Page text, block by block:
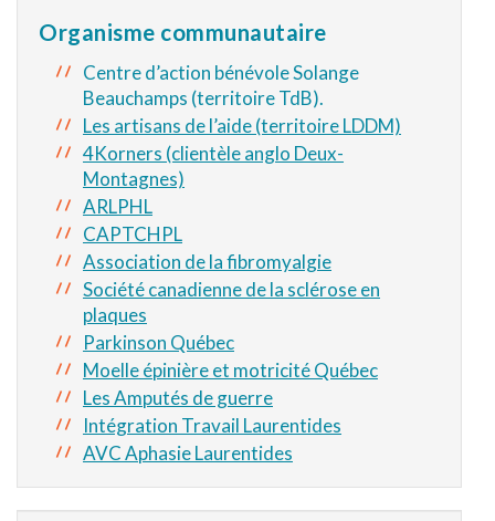
Organisme communautaire
Centre d’action bénévole Solange
Beauchamps (territoire TdB).
Les artisans de l’aide (territoire LDDM)
4Korners (clientèle anglo Deux-
Montagnes)
ARLPHL
CAPTCHPL
Association de la fibromyalgie
Société canadienne de la sclérose en
plaques
Parkinson Québec
Moelle épinière et motricité Québec
Les Amputés de guerre
Intégration Travail Laurentides
AVC Aphasie Laurentides